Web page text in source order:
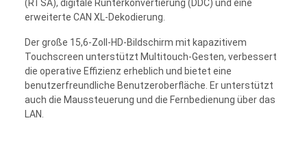
(RTSA), digitale Runterkonvertierung (DDC) und eine
erweiterte CAN XL-Dekodierung.
Der große 15,6-Zoll-HD-Bildschirm mit kapazitivem
Touchscreen unterstützt Multitouch-Gesten, verbessert
die operative Effizienz erheblich und bietet eine
benutzerfreundliche Benutzeroberfläche. Er unterstützt
auch die Maussteuerung und die Fernbedienung über das
LAN.